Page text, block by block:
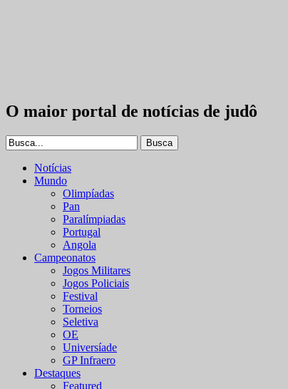
O maior portal de notícias de judô
Notícias
Mundo
Olimpíadas
Pan
Paralímpiadas
Portugal
Angola
Campeonatos
Jogos Militares
Jogos Policiais
Festival
Torneios
Seletiva
OE
Universíade
GP Infraero
Destaques
Featured